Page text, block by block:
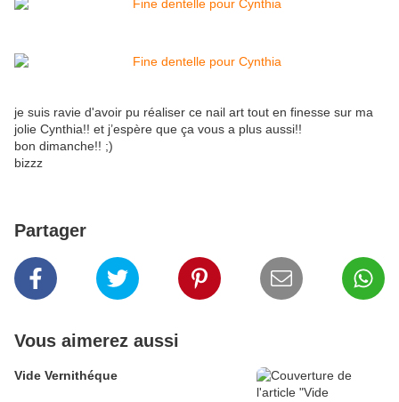
je suis ravie d'avoir pu réaliser ce nail art tout en finesse sur ma
jolie Cynthia!! et j’espère que ça vous a plus aussi!!
bon dimanche!! ;)
bizzz
Partager
Vous aimerez aussi
Vide Vernithéque